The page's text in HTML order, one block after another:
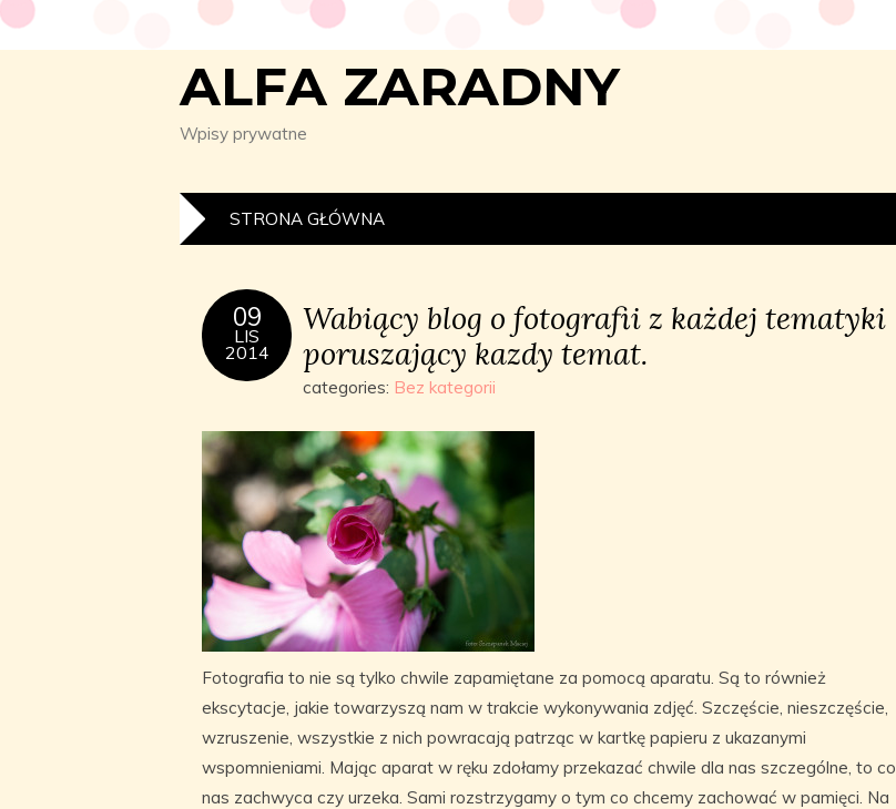
ALFA ZARADNY
Wpisy prywatne
STRONA GŁÓWNA
09
LIS
2014
Wabiący blog o fotografii z każdej tematyki
poruszający kazdy temat.
categories: Bez kategorii
Fotografia to nie są tylko chwile zapamiętane za pomocą aparatu. Są to również
ekscytacje, jakie towarzyszą nam w trakcie wykonywania zdjęć. Szczęście, nieszczęście,
wzruszenie, wszystkie z nich powracają patrząc w kartkę papieru z ukazanymi
wspomnieniami. Mając aparat w ręku zdołamy przekazać chwile dla nas szczególne, to co
nas zachwyca czy urzeka. Sami rozstrzygamy o tym co chcemy zachować w pamięci. Na